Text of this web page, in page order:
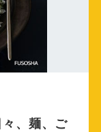
、麺、ご